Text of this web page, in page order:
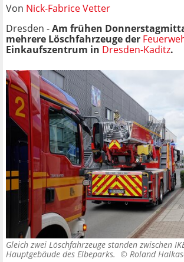
Von Nick-Fabrice Vetter
Dresden -Am frühen
mehrere Löschfahrzeuge der
Einkaufszentrum in Dresden-Kaditz.
Gleich zwei Löschfahrzeuge standen zwischen
Hauptgebäude des Elbeparks. © Roland